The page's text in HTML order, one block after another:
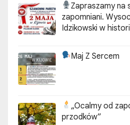
Zapraszamy na
zapomniani.
Idzikowski w
Maj Z Sercem
„Ocalmy od
przodków”